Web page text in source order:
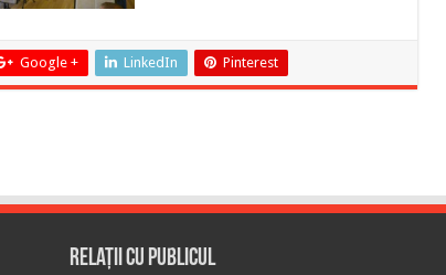
Google + LinkedIn Pinterest
Relații cu publicul